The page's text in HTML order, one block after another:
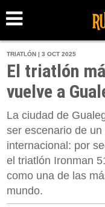
TRIATLÓN | 3 OCT 2025
El triatlón
vuelve a
La ciudad de
ser escenario de
internacional: por
el triatlón Ironman
como una de las
mundo.